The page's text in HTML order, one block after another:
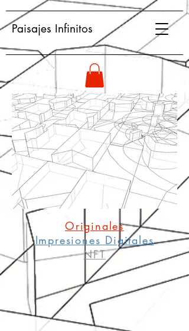
Paisajes Infinitos
Originales
Impresiones Digitales
NFT